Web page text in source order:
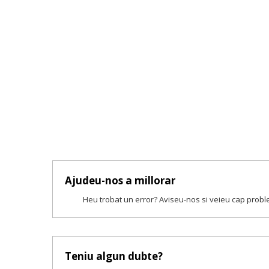
Ajudeu-nos a millorar
Heu trobat un error? Aviseu-nos si veieu cap
Teniu algun dubte?